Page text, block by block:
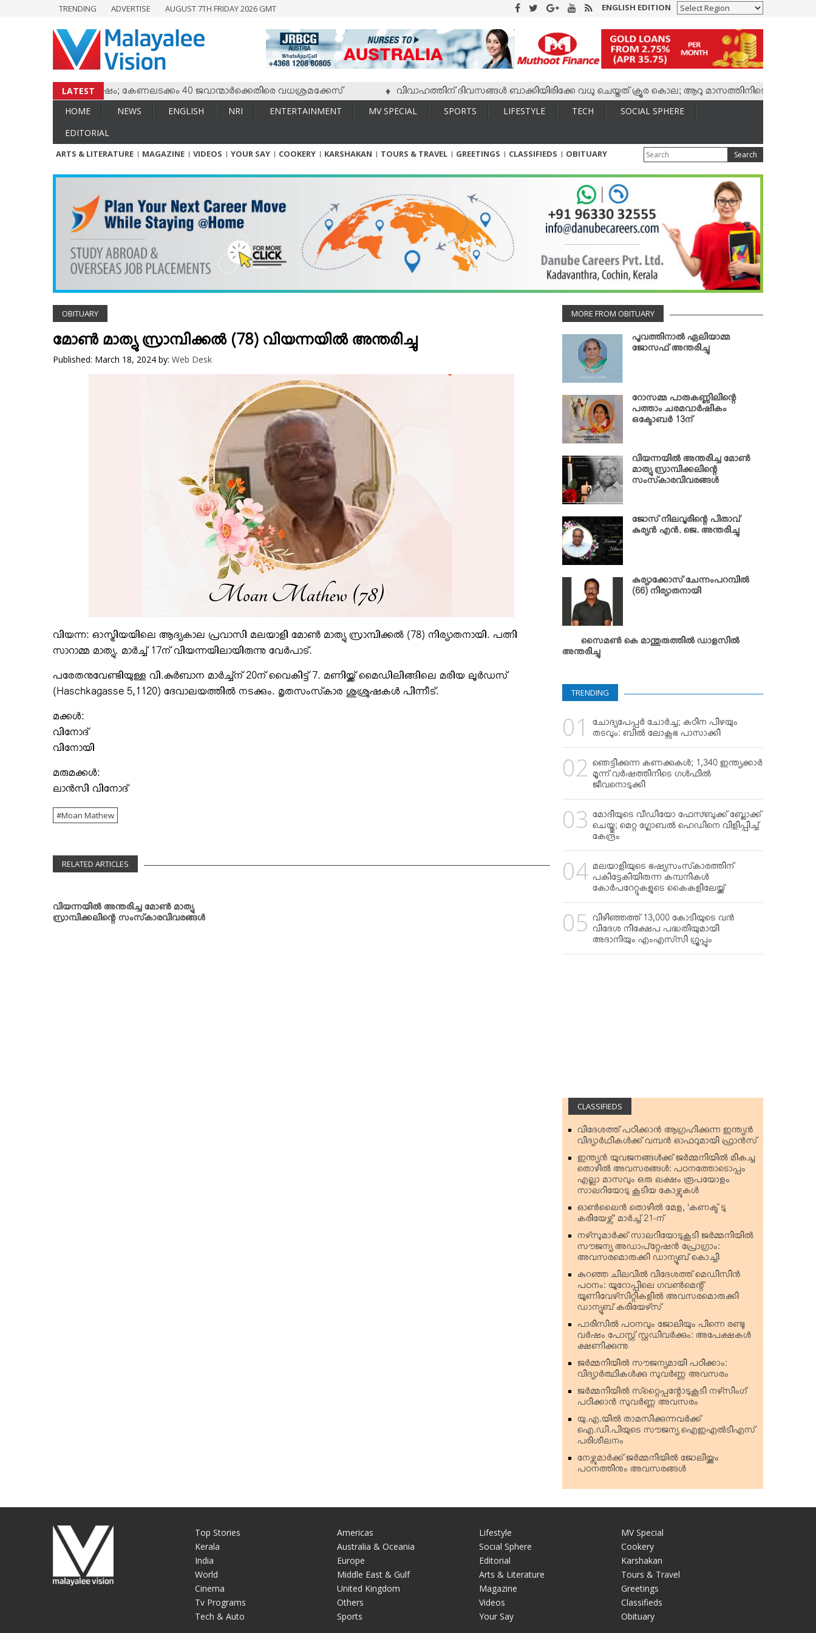
ENTERTAINMENT
TECH & AUTO
ARTS & LITERATURE
TRENDING ADVERTISE AUGUST 7TH FRIDAY 2026 GMT ENGLISH EDITION
LATEST
തമ്മില്‍ സംഘര്‍ഷം; കേണലടക്കം 40 ജവാന്മാര്‍ക്കെതിരെ വധശ്രമക്കേസ് വിവാഹത്തിന് ദിവസങ്ങള്‍ ബാക്കിയിരിക്കേ വധു ചെയ്തത് ക്രൂര കൊല; ആറു മാസത്തിനിടെ കാമുകനുമായി
HOME NEWS ENGLISH NRI ENTERTAINMENT MV SPECIAL SPORTS LIFESTYLE TECH
SOCIAL SPHERE
EDITORIAL
ARTS & LITERATURE MAGAZINE VIDEOS YOUR SAY COOKERY KARSHAKAN TOURS & TRAVEL GREETINGS CLASSIFIEDS OBITUARY Search
OBITUARY
മോണ്‍ മാത്യു സ്രാമ്പിക്കല്‍ (78) വിയന്നയില്‍ അന്തരിച്ചു
Published: March 18, 2024 by: Web Desk
വിയന്ന: ഓസ്ട്രിയയിലെ ആദ്യകാല പ്രവാസി മലയാളി മോണ്‍ മാത്യു സ്രാമ്പിക്കല്‍ (78) നിര്യാതനായി. പത്നി
സാറാമ്മ മാത്യു. മാര്‍ച്ച് 17ന് വിയന്നയിലായിരുന്നു വേര്‍പാട്.
പരേതനുവേണ്ടിയുള്ള വി.കുര്‍ബാന മാര്‍ച്ച്‌ന് 20ന് വൈകിട്ട് 7. മണിയ്ക്ക് മൈഡിലിങ്ങിലെ മരിയ ലൂര്‍ഡസ്
(Haschkagasse 5,1120) ദേവാലയത്തില്‍ നടക്കും. മൃതസംസ്‌കാര ശുശ്രുഷകള്‍ പിന്നീട്.
മക്കള്‍:
വിനോദ്
വിനോയി
മരുമക്കള്‍:
ലാന്‍സി വിനോദ്
Moan Mathew
RELATED ARTICLES
വിയന്നയില്‍ അന്തരിച്ച മോണ്‍ മാത്യു
സ്രാമ്പിക്കലിന്റെ സംസ്‌കാരവിവരങ്ങള്‍
MORE FROM OBITUARY
പൂവത്തിനാല്‍ ഏലിയാമ്മ
ജോസഫ് അന്തരിച്ചു
റോസമ്മ പാരുകണ്ണിലിന്റെ
പത്താം ചരമവാര്‍ഷികം
ഒക്ടോബര്‍ 13ന്
വിയന്നയില്‍ അന്തരിച്ച മോണ്‍
മാത്യു സ്രാമ്പിക്കലിന്റെ
സംസ്‌കാരവിവരങ്ങള്‍
ജോസ് നിലവൂരിന്റെ പിതാവ്
കുര്യന്‍ എന്‍. ജെ. അന്തരിച്ചു
കുര്യാക്കോസ് ചേന്നംപറമ്പില്‍
(66) നിര്യാതനായി
സൈമണ്‍ കെ മാന്തുരുത്തില്‍ ഡാളസില്‍
അന്തരിച്ചു
TRENDING
ചോദ്യപേപ്പര്‍ ചോര്‍ച്ച; കഠിന പിഴയും
തടവും: ബില്‍ ലോക്സഭ പാസാക്കി
ഞെട്ടിക്കുന്ന കണക്കുകള്‍; 1,340 ഇന്ത്യക്കാര്‍
മൂന്ന് വര്‍ഷത്തിനിടെ ഗള്‍ഫില്‍
ജീവനൊടുക്കി
മോദിയുടെ വീഡിയോ ഫേസ്ബുക്ക് ബ്ലോക്ക്
ചെയ്തു; മെറ്റ ഗ്ലോബല്‍ ഹെഡിനെ വിളിപ്പിച്ച്
കേന്ദ്രം
മലയാളിയുടെ ഭഷ്യസംസ്‌കാരത്തിന്
പകിട്ടേകിയിരുന്ന കമ്പനികള്‍
കോര്‍പറേറ്റുകളുടെ കൈകളിലേയ്ക്ക്
വിഴിഞ്ഞത്ത് 13,000 കോടിയുടെ വന്‍
വിദേശ നിക്ഷേപ പദ്ധതിയുമായി
അദാനിയും എംഎസ്‌സി ഗ്രൂപ്പും
CLASSIFIEDS
വിദേശത്ത് പഠിക്കാന്‍ ആഗ്രഹിക്കുന്ന ഇന്ത്യന്‍
വിദ്യാര്‍ഥികള്‍ക്ക് വമ്പന്‍ ഓഫറുമായി ഫ്രാന്‍സ്
ഇന്ത്യന്‍ യുവജനങ്ങള്‍ക്ക് ജര്‍മ്മനിയില്‍ മികച്ച
തൊഴില്‍ അവസരങ്ങള്‍: പഠനത്തോടൊപ്പം
എല്ലാ മാസവും ഒരു ലക്ഷം രൂപയോളം
സാലറിയോടു കൂടിയ കോഴ്സുകള്‍
ഓണ്‍ലൈന്‍ തൊഴില്‍ മേള, ‘കണക്ട് ടു
കരിയേഴ്സ്’ മാര്‍ച്ച് 21-ന്
നഴ്‌സുമാര്‍ക്ക് സാലറിയോടുകൂടി ജര്‍മ്മനിയില്‍
സൗജന്യ അഡാപ്റ്റേഷന്‍ പ്രോഗ്രാം:
അവസരമൊരുക്കി ഡാന്യൂബ് കൊച്ചി
കുറഞ്ഞ ചിലവില്‍ വിദേശത്ത് മെഡിസിന്‍
പഠനം: യൂറോപ്പിലെ ഗവണ്‍മെന്റ്
യൂണിവേഴ്‌സിറ്റികളില്‍ അവസരമൊരുക്കി
ഡാന്യൂബ് കരിയേഴ്‌സ്
പാരിസില്‍ പഠനവും ജോലിയും പിന്നെ രണ്ടു
വര്‍ഷം പോസ്റ്റ് സ്റ്റഡിവര്‍ക്കും: അപേക്ഷകള്‍
ക്ഷണിക്കുന്നു
ജര്‍മ്മനിയില്‍ സൗജന്യമായി പഠിക്കാം:
വിദ്യാര്‍ത്ഥികള്‍ക്കു സുവര്‍ണ്ണ അവസരം
ജര്‍മ്മനിയില്‍ സ്‌റ്റൈപ്പന്റോടുകൂടി നഴ്‌സിംഗ്
പഠിക്കാന്‍ സുവര്‍ണ്ണ അവസരം
യു.എ.യില്‍ താമസിക്കുന്നവര്‍ക്ക്
ഐ.ഡി.പിയുടെ സൗജന്യ ഐഇഎല്‍ടിഎസ്
പരിശീലനം
നേഴ്സുമാര്‍ക്ക് ജര്‍മ്മനിയില്‍ ജോലിയ്ക്കും
പഠനത്തിനും അവസരങ്ങള്‍
Top Stories
Kerala
India
World
Cinema
Tv Programs
Tech & Auto
Americas
Australia & Oceania
Europe
Middle East & Gulf
United Kingdom
Others
Sports
Lifestyle
Social Sphere
Editorial
Arts & Literature
Magazine
Videos
Your Say
MV Special
Cookery
Karshakan
Tours & Travel
Greetings
Classifieds
Obituary